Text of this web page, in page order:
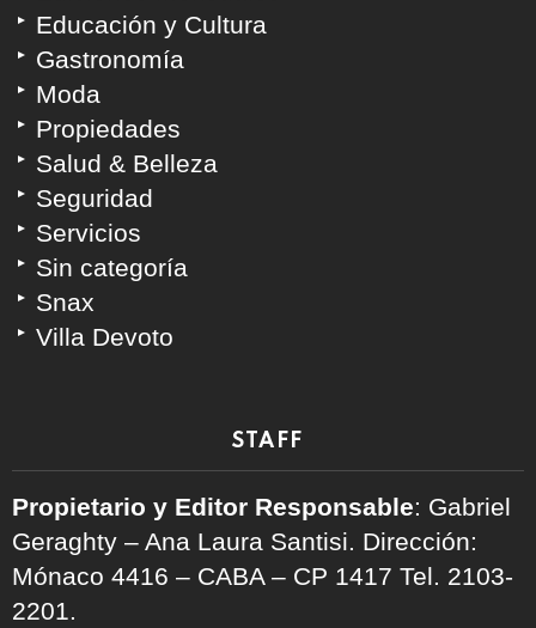
Educación y Cultura
Gastronomía
Moda
Propiedades
Salud & Belleza
Seguridad
Servicios
Sin categoría
Snax
Villa Devoto
STAFF
Propietario y Editor Responsable: Gabriel
Geraghty – Ana Laura Santisi. Dirección:
Mónaco 4416 – CABA – CP 1417 Tel. 2103-
2201.